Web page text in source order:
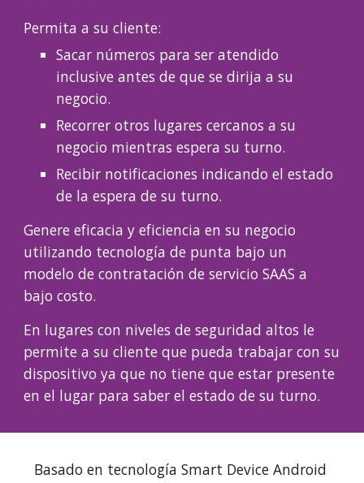
Permita a su cliente:
Sacar números para ser atendido
inclusive antes de que se dirija a su
negocio.
Recorrer otros lugares cercanos a su
negocio mientras espera su turno.
Recibir notificaciones indicando el estado
de la espera de su turno.
Genere eficacia y eficiencia en su negocio
utilizando tecnología de punta bajo un
modelo de contratación de servicio SAAS a
bajo costo.
En lugares con niveles de seguridad altos le
permite a su cliente que pueda trabajar con su
dispositivo ya que no tiene que estar presente
en el lugar para saber el estado de su turno.
Basado en tecnología Smart Device Android